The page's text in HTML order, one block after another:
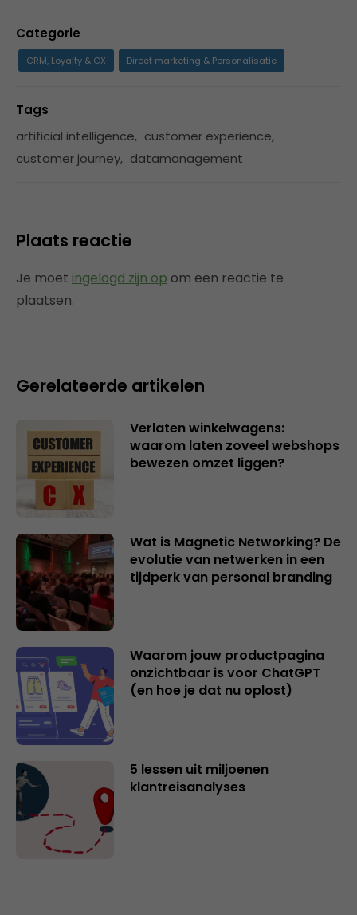
Categorie
CRM, Loyalty & CX Direct marketing & Personalisatie
Tags
artificial intelligence, customer experience,
customer journey, datamanagement
Plaats reactie
Je moet ingelogd zijn op om een reactie te
plaatsen.
Gerelateerde artikelen
Verlaten winkelwagens:
waarom laten zoveel webshops
bewezen omzet liggen?
Wat is Magnetic Networking? De
evolutie van netwerken in een
tijdperk van personal branding
Waarom jouw productpagina
onzichtbaar is voor ChatGPT
(en hoe je dat nu oplost)
5 lessen uit miljoenen
klantreisanalyses